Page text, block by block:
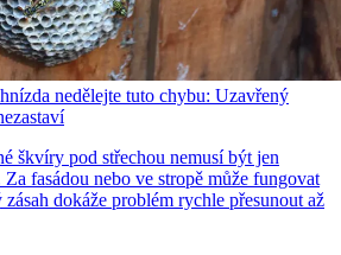
nedělejte tuto chybu: Uzavřený
škvíry pod střechou nemusí být jen
fasádou nebo ve stropě může fungovat
dokáže problém rychle přesunout až